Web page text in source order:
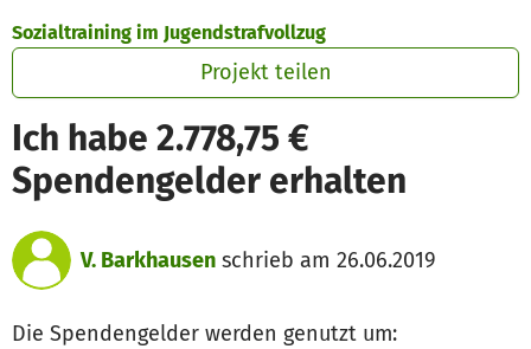
Sozialtraining im Jugendstrafvollzug
Projekt teilen
Ich habe 2.778,75 €
Spendengelder erhalten
V. Barkhausen schrieb am 26.06.2019
Die Spendengelder werden genutzt um: